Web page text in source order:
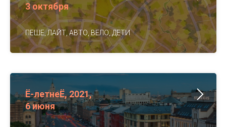
3 октября
ПЕШЕ, ЛАЙТ, АВТО, ВЕЛО, ДЕТИ
Ё-летнеЁ, 2021,
6 июня